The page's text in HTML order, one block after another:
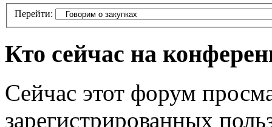
Перейти:
Кто сейчас на
Сейчас этот форум
зарегистрированных